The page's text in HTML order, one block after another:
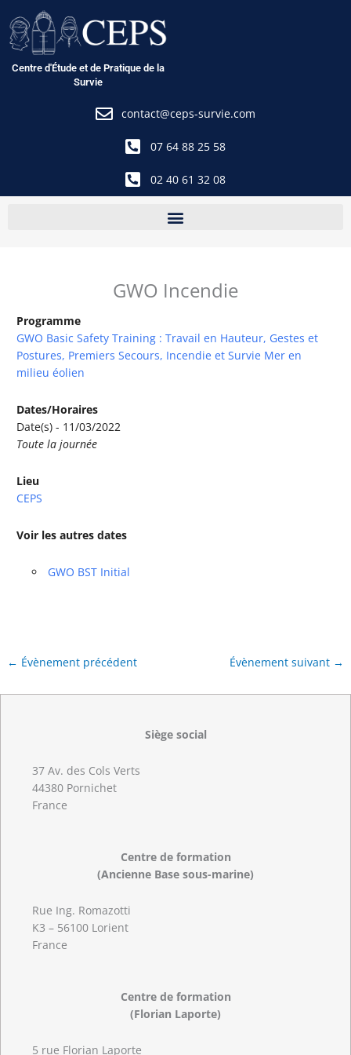
au
contenu
Centre d'Étude et de Pratique de la
Survie
contact@ceps-survie.com
07 64 88 25 58
02 40 61 32 08
GWO Incendie
Programme
GWO Basic Safety Training : Travail en Hauteur, Gestes et
Postures, Premiers Secours, Incendie et Survie Mer en
milieu éolien
Dates/Horaires
Date(s) - 11/03/2022
Toute la journée
Lieu
CEPS
Voir les autres dates
GWO BST Initial
← Évènement précédent Évènement suivant →
Siège social
37 Av. des Cols Verts
44380 Pornichet
France
Centre de formation
(Ancienne Base sous-marine)
Rue Ing. Romazotti
K3 – 56100 Lorient
France
Centre de formation
(Florian Laporte)
5 rue Florian Laporte